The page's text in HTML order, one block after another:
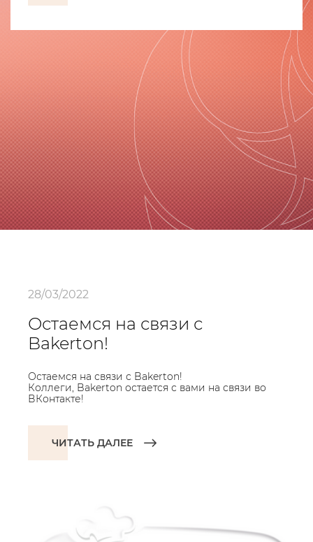
28/03/2022
Остаемся на связи с
Bakerton!
Остаемся на связи с Bakerton!
Коллеги, Bakerton остается с вами на связи во
ВКонтакте!
ЧИТАТЬ ДАЛЕЕ